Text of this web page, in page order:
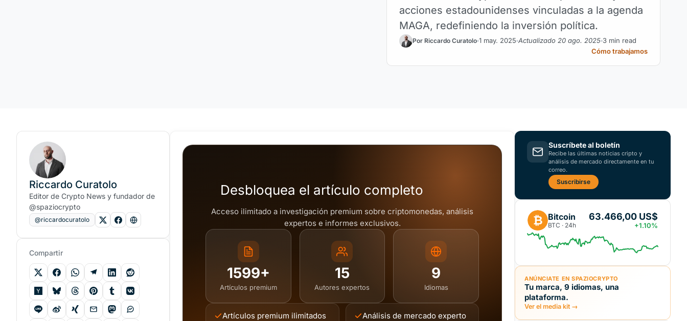
acciones estadounidenses vinculadas a la agenda
MAGA, redefiniendo la inversión política.
Por Riccardo Curatolo 1 may. 2025 Actualizado 20 ago. 2025 3 min read
Cómo trabajamos
Desbloquea el artículo completo
Acceso ilimitado a investigación premium sobre criptomonedas, análisis
expertos e informes exclusivos.
1599+
Artículos premium
15
Autores expertos
9
Idiomas
Artículos premium ilimitados Análisis de mercado experto
Riccardo Curatolo
Editor de Crypto News y fundador de
@spaziocrypto
@riccardocuratolo
Compartir
Suscríbete al boletín
Recibe las últimas noticias cripto y
análisis de mercado directamente en tu
correo.
Suscribirse
₿ Bitcoin
BTC · 24h
63.466,00 US$
+1.10%
ANÚNCIATE EN SPAZIOCRYPTO
Tu marca, 9 idiomas, una
plataforma.
Ver el media kit →